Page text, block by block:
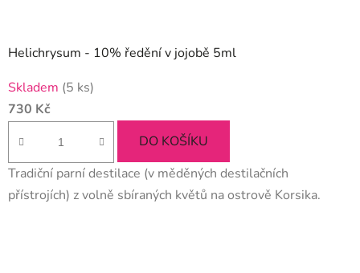
Helichrysum - 10% ředění v jojobě 5ml
Skladem (5 ks)
730 Kč
DO KOŠÍKU
Tradiční parní destilace (v měděných destilačních
přístrojích) z volně sbíraných květů na ostrově Korsika.